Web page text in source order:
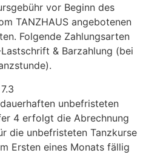
vor Beginn des
TANZHAUS angebotenen
Folgende Zahlungsarten
& Barzahlung (bei
7.3
unbefristeten
4 erfolgt die Abrechnung
die unbefristeten Tanzkurse
Ersten eines Monats fällig